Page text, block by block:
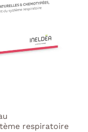
respiratoire